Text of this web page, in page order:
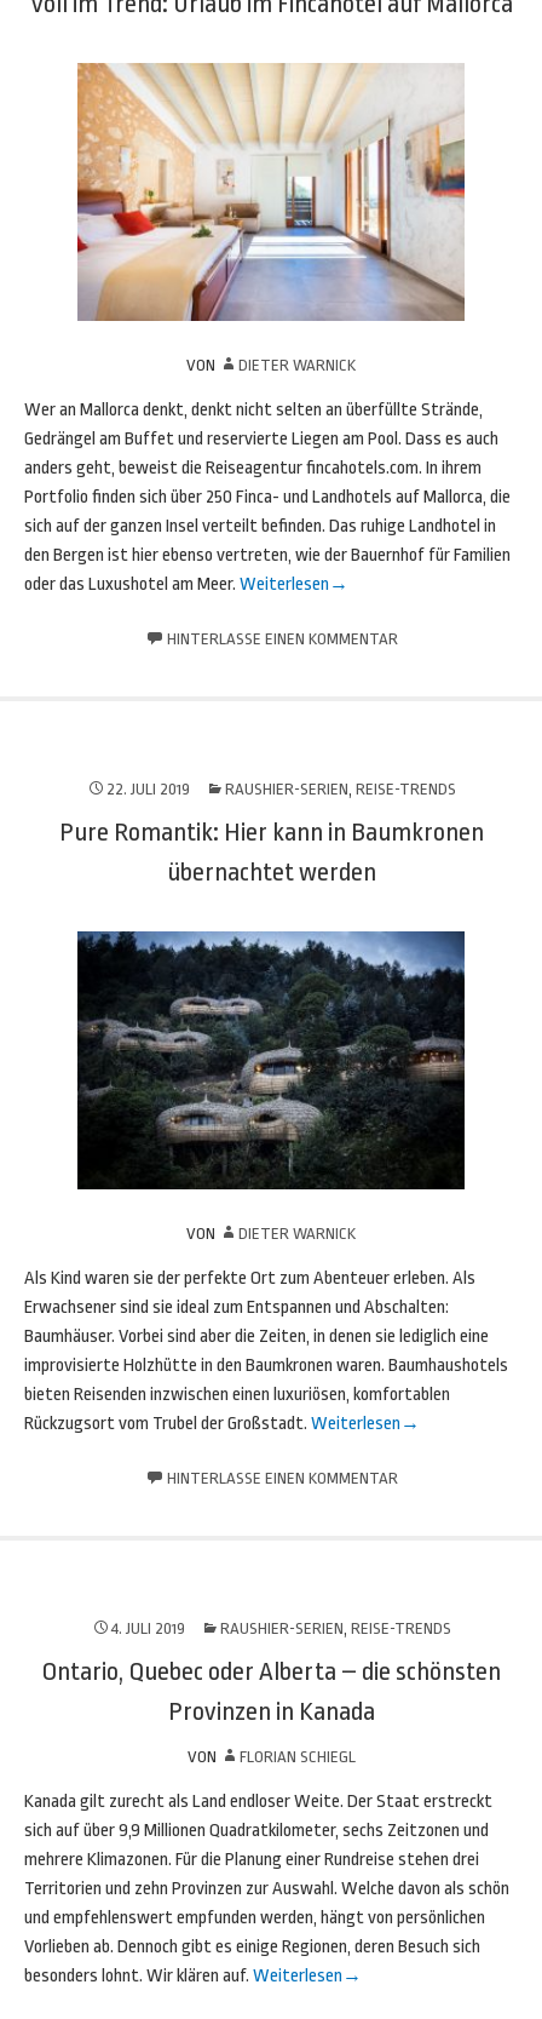
VON DIETER WARNICK
Wer an Mallorca denkt, denkt nicht selten an überfüllte Strände,
Gedrängel am Buffet und reservierte Liegen am Pool. Dass es auch
anders geht, beweist die Reiseagentur fincahotels.com. In ihrem
Portfolio finden sich über 250 Finca- und Landhotels auf Mallorca, die
sich auf der ganzen Insel verteilt befinden. Das ruhige Landhotel in
den Bergen ist hier ebenso vertreten, wie der Bauernhof für Familien
oder das Luxushotel am Meer. Weiterlesen →
HINTERLASSE EINEN KOMMENTAR
22. JULI 2019 RAUSHIER-SERIEN REISE-TRENDS
Pure Romantik: Hier kann in Baumkronen
übernachtet werden
VON DIETER WARNICK
Als Kind waren sie der perfekte Ort zum Abenteuer erleben. Als
Erwachsener sind sie ideal zum Entspannen und Abschalten:
Baumhäuser. Vorbei sind aber die Zeiten, in denen sie lediglich eine
improvisierte Holzhütte in den Baumkronen waren. Baumhaushotels
bieten Reisenden inzwischen einen luxuriösen, komfortablen
Rückzugsort vom Trubel der Großstadt. Weiterlesen →
HINTERLASSE EINEN KOMMENTAR
4. JULI 2019 RAUSHIER-SERIEN, REISE-TRENDS
Ontario, Quebec oder Alberta – die schönsten
Provinzen in Kanada
VON FLORIAN SCHIEGL
Kanada gilt zurecht als Land endloser Weite. Der Staat erstreckt
sich auf über 9,9 Millionen Quadratkilometer, sechs Zeitzonen und
mehrere Klimazonen. Für die Planung einer Rundreise stehen drei
Territorien und zehn Provinzen zur Auswahl. Welche davon als schön
und empfehlenswert empfunden werden, hängt von persönlichen
Vorlieben ab. Dennoch gibt es einige Regionen, deren Besuch sich
besonders lohnt. Wir klären auf. Weiterlesen →